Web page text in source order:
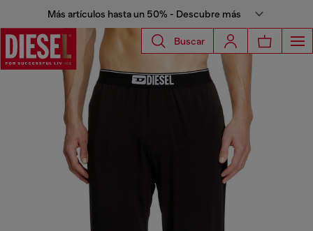
Más artículos hasta un 50% - Descubre más
Buscar